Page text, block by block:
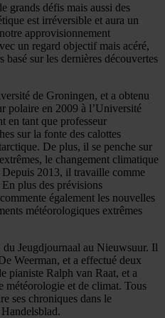
grands défis mais aussi des
est irréversible et aura un
approvisionnement
un regard objectif mais acéré,
sur les dernières découvertes
de Groningen, et a obtenu
polaire en 2009 à l’Université
en tant que professeur
sur la fonte des calottes
De plus, il se penche sur
le changement climatique
2013, il travaille comme
plus des prévisions
également les nouvelles
météorologiques extrêmes
Jeugdjournaal au Nieuwsuur. Il
Weerman, et a effectué deux
pianiste Ralph van Raat, et a
météorologie et de climat. Tous
ses chroniques dans le